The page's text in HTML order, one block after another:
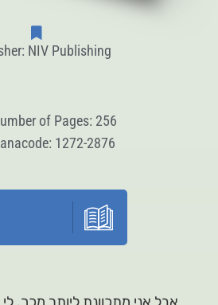
NIV Publishing
of Pages: 256
1272-2876